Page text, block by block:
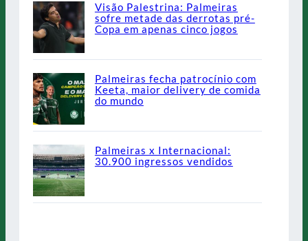
Visão Palestrina: Palmeiras
sofre metade das derrotas pré-
Copa em apenas cinco jogos
Palmeiras fecha patrocínio com
Keeta, maior delivery de comida
do mundo
Palmeiras x Internacional:
30.900 ingressos vendidos